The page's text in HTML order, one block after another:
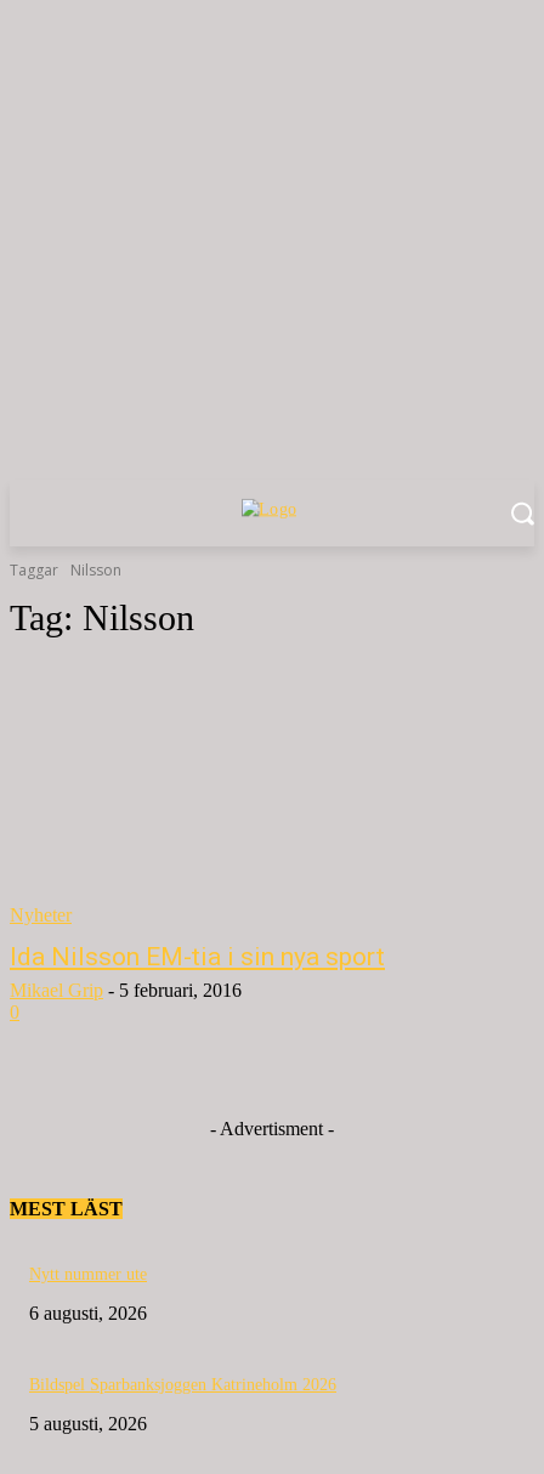
Taggar Nilsson
Tag: Nilsson
Nyheter
Ida Nilsson EM-tia i sin nya sport
Mikael Grip - 5 februari, 2016
0
- Advertisment -
MEST LÄST
Nytt nummer ute
6 augusti, 2026
Bildspel Sparbanksjoggen Katrineholm 2026
5 augusti, 2026